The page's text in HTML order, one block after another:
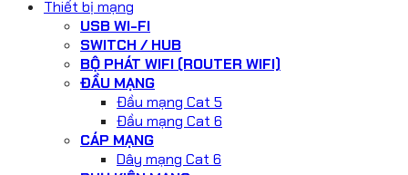
Thiết bị mạng
USB WI-FI
SWITCH / HUB
BỘ PHÁT WIFI (ROUTER WIFI)
ĐẦU MẠNG
Đầu mạng Cat 5
Đầu mạng Cat 6
CÁP MẠNG
Dây mạng Cat 6